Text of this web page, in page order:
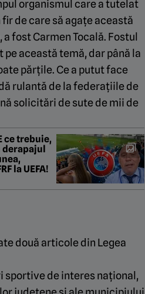
organismul care a tutelat
de care să agațe această
fost Carmen Tocală. Fostul
această temă, dar până la
părțile. Ce a putut face
rulantă de la federațiile de
solicitări de sute de mii de
ce trebuie,
derapajul
la UEFA!
două articole din Legea
de interes național,